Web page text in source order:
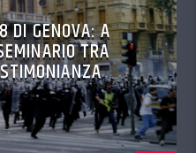
DI GENOVA: A
TRA